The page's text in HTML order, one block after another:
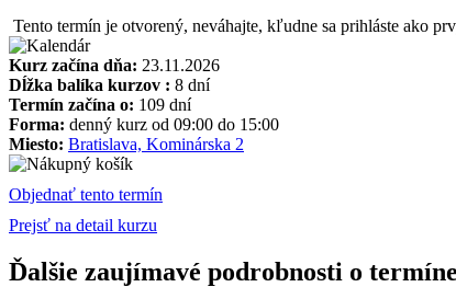
Tento termín je otvorený, neváhajte, kľudne sa prihláste ako
Kurz začína dňa: 23.11.2026
Dĺžka balíka kurzov : 8 dní
Termín začína o: 109 dní
Forma: denný kurz od 09:00 do 15:00
Miesto: Bratislava, Kominárska 2
Objednať tento termín
Prejsť na detail kurzu
Ďalšie zaujímavé podrobnosti o termíne